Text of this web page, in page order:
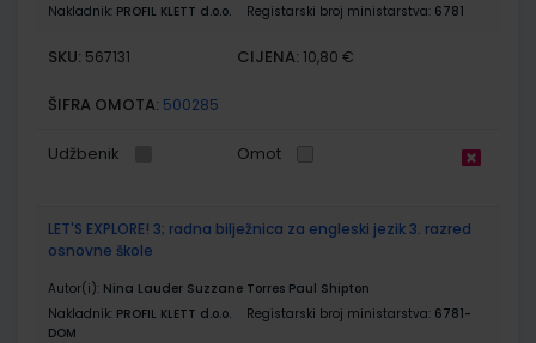
Nakladnik: PROFIL KLETT d.o.o. Registarski broj ministarstva: 6781
SKU: 567131 CIJENA: 10,80 €
ŠIFRA OMOTA: 500285
Udžbenik Omot
LET'S EXPLORE! 3; radna bilježnica za engleski jezik 3. razred
osnovne škole
Autor(i): Nina Lauder Suzzane Torres Paul Shipton
Nakladnik: PROFIL KLETT d.o.o. Registarski broj ministarstva: 6781-
DOM